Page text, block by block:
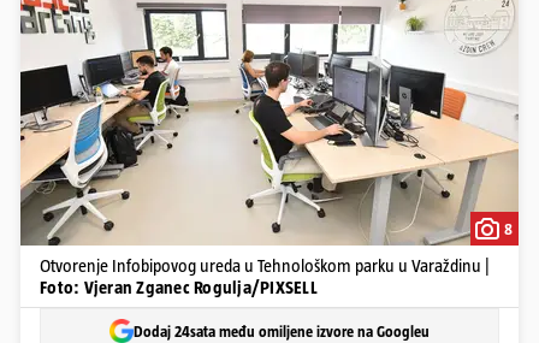
8
Otvorenje Infobipovog ureda u Tehnološkom parku u Varaždinu |
Foto: Vjeran Zganec Rogulja/PIXSELL
Dodaj 24sata među omiljene izvore na Googleu